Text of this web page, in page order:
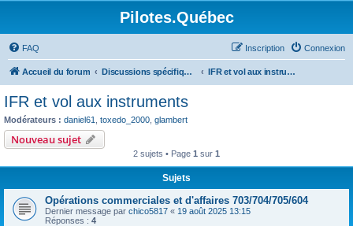
Pilotes.Québec
FAQ Connexion
Inscription
Accueil du forum Discussions spécifiques et techniques IFR et vol aux instruments
IFR et vol aux instruments
Modérateurs : daniel61 toxedo_2000 glambert
Nouveau sujet
2 sujets • Page 1 sur 1
Sujets
Opérations commerciales et d'affaires 703/704/705/604
Dernier message par chico5817 « 19 août 2025 13:15
Réponses : 4